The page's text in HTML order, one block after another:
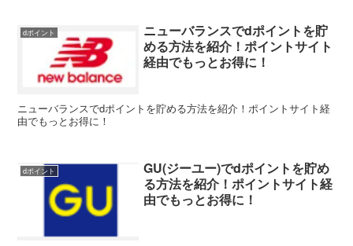
dポイント
ニューバランスでdポイントを貯
める方法を紹介！ポイントサイト
経由でもっとお得に！
ニューバランスでdポイントを貯める方法を紹介！ポイントサイト経
由でもっとお得に！
dポイント
GU(ジーユー)でdポイントを貯め
る方法を紹介！ポイントサイト経
由でもっとお得に！